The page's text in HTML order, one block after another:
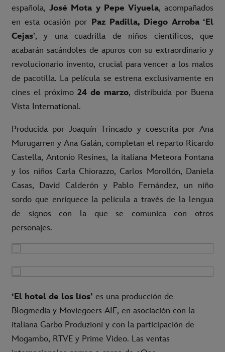
española, José Mota y Pepe Viyuela, acompañados
en esta ocasión por Paz Padilla, Diego Arroba ‘El
Cejas’, y una cuadrilla de niños científicos, que
acabarán sacándoles de apuros con su extraordinario y
revolucionario invento, crucial para vencer a los malos
de pacotilla. La película se estrena exclusivamente en
cines el próximo 24 de marzo, distribuida por Buena
Vista International.
Producida por Joaquín Trincado y coescrita por Ana
Murugarren y Ana Galán, completan el reparto Ricardo
Castella, Antonio Resines, la italiana Meteora Fontana
y los niños Carla Chiorazzo, Carlos Morollón, Daniela
Casas, David Calderón y Pablo Fernández, un niño
sordo que enriquece la película a través de la lengua
de signos con la que se comunica con otros
personajes.
‘El hotel de los líos’ es una producción de
Blogmedia y Moviegoers AIE, en asociación con la
italiana Garbo Produzioni y con la participación de
Mogambo, RTVE y Prime Video. Las ventas